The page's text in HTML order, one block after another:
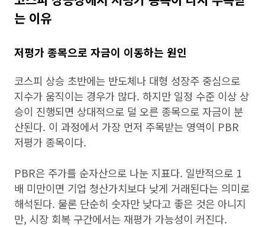
는 이유
저평가 종목으로 자금이 이동하는 원인
코스피 상승 초반에는 반도체나 대형 성장주 중심으로
지수가 움직이는 경우가 많다. 하지만 일정 수준 이상 상
승이 진행되면 상대적으로 덜 오른 종목으로 자금이 분
산된다. 이 과정에서 가장 먼저 주목받는 영역이 PBR
저평가 종목이다.
PBR은 주가를 순자산으로 나눈 지표다. 일반적으로 1
배 미만이면 기업 청산가치보다 낮게 거래된다는 의미로
해석된다. 물론 단순히 숫자만 낮다고 좋은 것은 아니지
만, 시장 회복 구간에서는 재평가 가능성이 커진다.